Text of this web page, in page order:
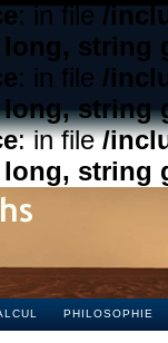
: in file/
long, string
: in file /
long, string
: in file/
long, string
PHILOSOPHIE